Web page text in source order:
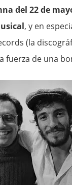
del 22 de
, y en
(la
fuerza de una